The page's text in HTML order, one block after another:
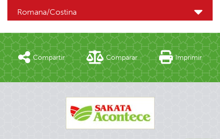
Romana/Costina
Compartir Comparar Imprimir